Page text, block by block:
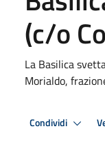
(c/o
La Basilica
Morialdo,
Condividi